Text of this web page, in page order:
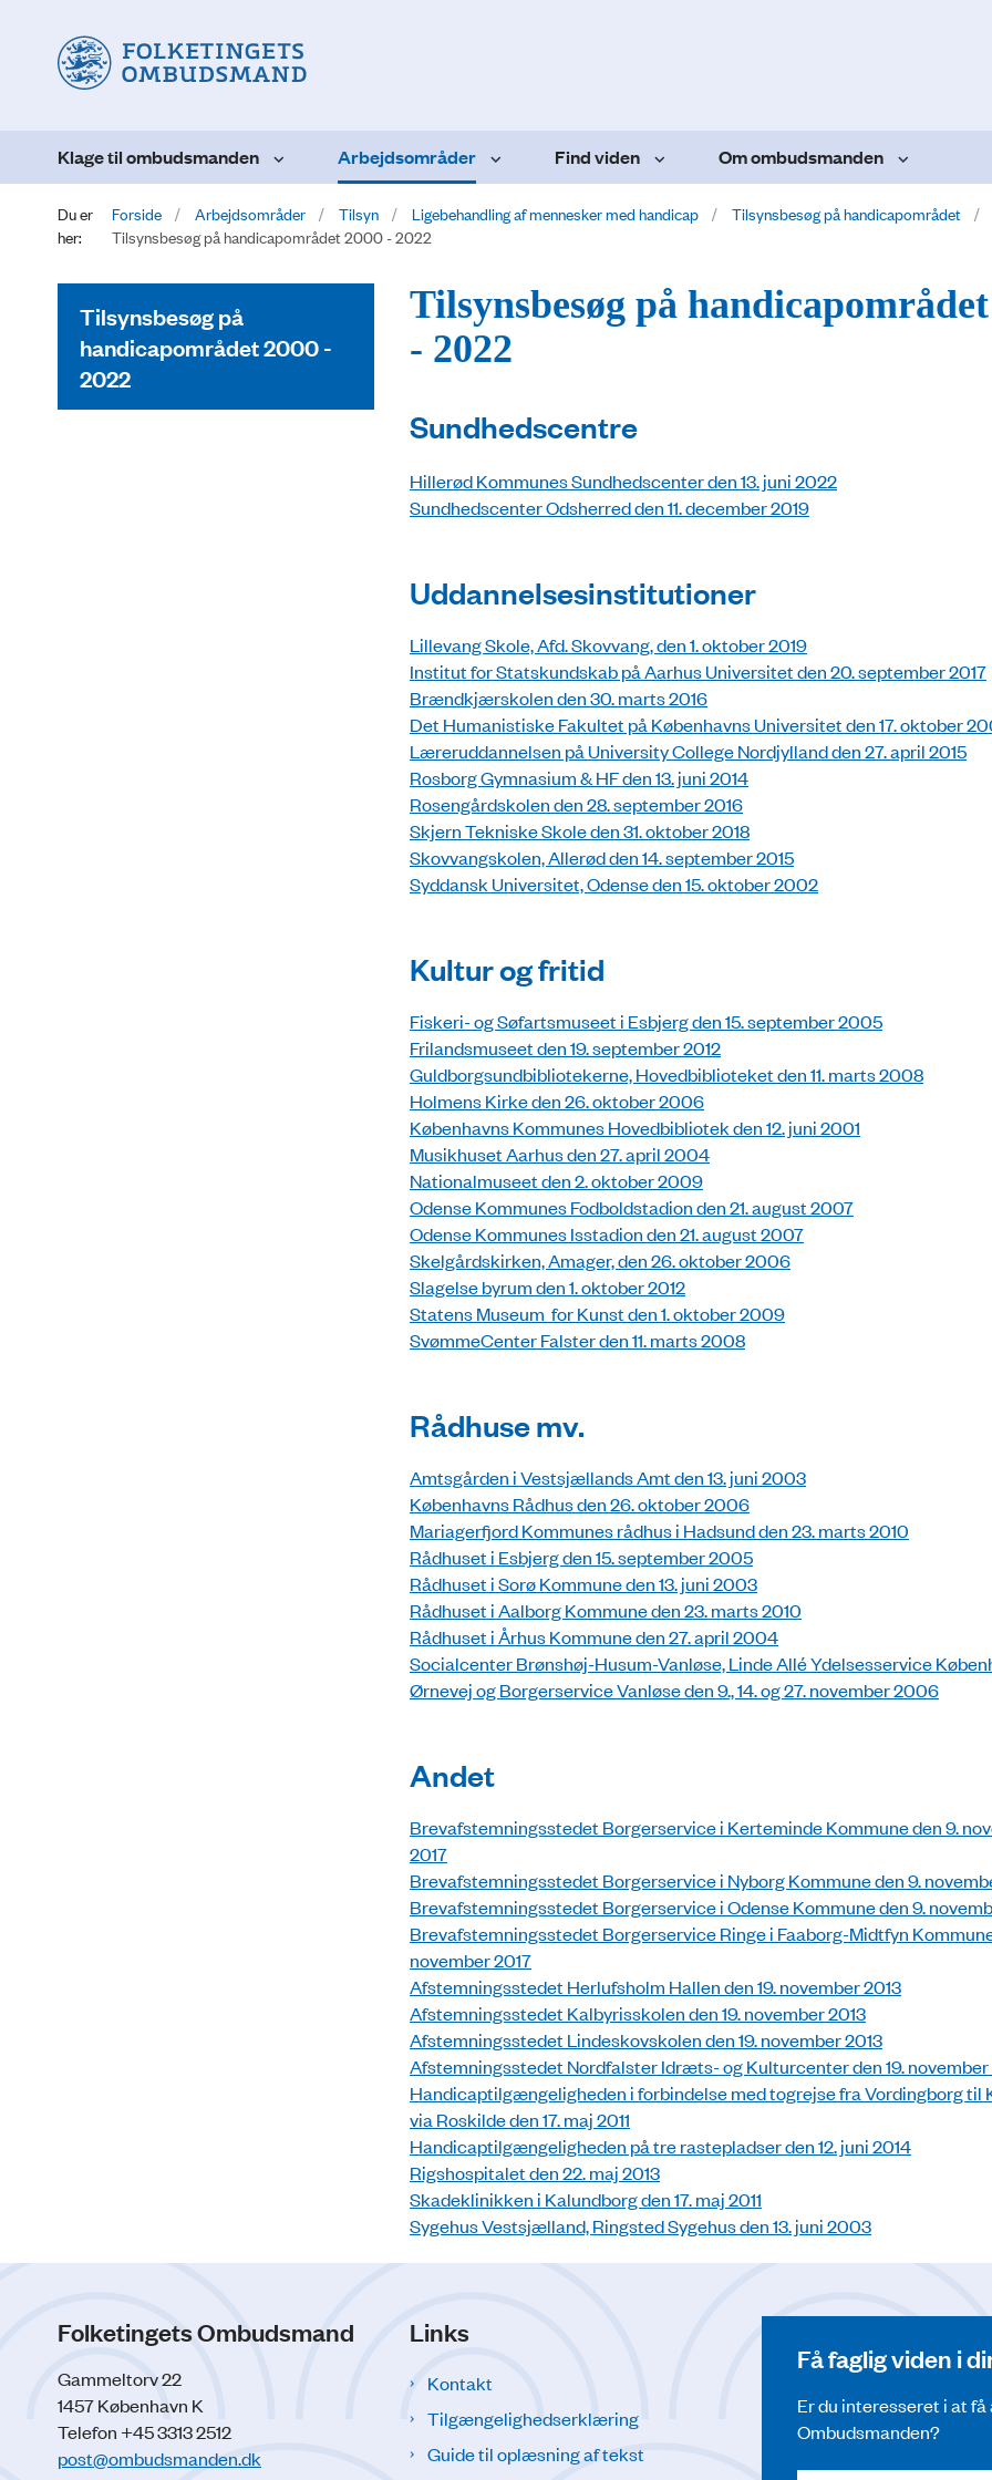
Klage til ombudsmanden Arbejdsområder Find viden Om ombudsmanden
Du er
her:
Forside Arbejdsområder Tilsyn Ligebehandling af mennesker med handicap
Tilsynsbesøg på handicapområdet
Tilsynsbesøg på handicapområdet 2000 - 2022
Tilsynsbesøg på
handicapområdet 2000 -
2022
Tilsynsbesøg på
- 2022
Sundhedscentre
Hillerød Kommunes Sundhedscenter den 13. juni 2022
Sundhedscenter Odsherred den 11. december 2019
Uddannelsesinstitutioner
Lillevang Skole, Afd. Skovvang, den 1. oktober 2019
Institut for Statskundskab på Aarhus Universitet den 20. september 2017
Brændkjærskolen den 30. marts 2016
Det Humanistiske Fakultet på Københavns Universitet den 17. oktober
Læreruddannelsen på University College Nordjylland den 27. april 2015
Rosborg Gymnasium & HF den 13. juni 2014
Rosengårdskolen den 28. september 2016
Skjern Tekniske Skole den 31. oktober 2018
Skovvangskolen, Allerød den 14. september 2015
Syddansk Universitet, Odense den 15. oktober 2002
Kultur og fritid
Fiskeri- og Søfartsmuseet i Esbjerg den 15. september 2005
Frilandsmuseet den 19. september 2012
Guldborgsundbibliotekerne, Hovedbiblioteket den 11. marts 2008
Holmens Kirke den 26. oktober 2006
Københavns Kommunes Hovedbibliotek den 12. juni 2001
Musikhuset Aarhus den 27. april 2004
Nationalmuseet den 2. oktober 2009
Odense Kommunes Fodboldstadion den 21. august 2007
Odense Kommunes Isstadion den 21. august 2007
Skelgårdskirken, Amager, den 26. oktober 2006
Slagelse byrum den 1. oktober 2012
Statens Museum for Kunst den 1. oktober 2009
SvømmeCenter Falster den 11. marts 2008
Rådhuse mv.
Amtsgården i Vestsjællands Amt den 13. juni 2003
Københavns Rådhus den 26. oktober 2006
Mariagerfjord Kommunes rådhus i Hadsund den 23. marts 2010
Rådhuset i Esbjerg den 15. september 2005
Rådhuset i Sorø Kommune den 13. juni 2003
Rådhuset i Aalborg Kommune den 23. marts 2010
Rådhuset i Århus Kommune den 27. april 2004
Socialcenter Brønshøj-Husum-Vanløse, Linde Allé Ydelsesservice
Ørnevej og Borgerservice Vanløse den 9., 14. og 27. november 2006
Andet
Brevafstemningsstedet Borgerservice i Kerteminde Kommune den 9.
2017
Brevafstemningsstedet Borgerservice i Nyborg Kommune den 9.
Brevafstemningsstedet Borgerservice i Odense Kommune den 9.
Brevafstemningsstedet Borgerservice Ringe i Faaborg-Midtfyn
november 2017
Afstemningsstedet Herlufsholm Hallen den 19. november 2013
Afstemningsstedet Kalbyrisskolen den 19. november 2013
Afstemningsstedet Lindeskovskolen den 19. november 2013
Afstemningsstedet Nordfalster Idræts- og Kulturcenter den 19. november
Handicaptilgængeligheden i forbindelse med togrejse fra Vordingborg til
via Roskilde den 17. maj 2011
Handicaptilgængeligheden på tre rastepladser den 12. juni 2014
Rigshospitalet den 22. maj 2013
Skadeklinikken i Kalundborg den 17. maj 2011
Sygehus Vestsjælland, Ringsted Sygehus den 13. juni 2003
Folketingets Ombudsmand
Gammeltorv 22
1457 København K
Telefon +45 3313 2512
post@ombudsmanden.dk
Links
Kontakt
Tilgængelighedserklæring
Guide til oplæsning af tekst
Få faglig viden i
Er du interesseret i at
Ombudsmanden?